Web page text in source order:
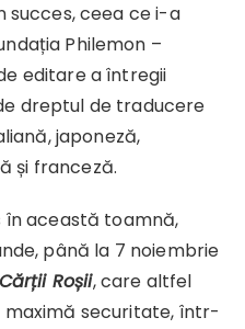
succes, ceea ce i-a
Philemon –
editare a întregii
dreptul de traducere
japoneză,
și franceză.
în această toamnă,
până la 7 noiembrie
Cărții Roșii, care altfel
securitate, într-